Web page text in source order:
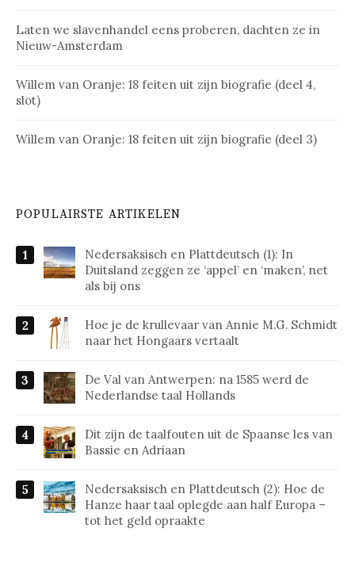
Laten we slavenhandel eens proberen, dachten ze in
Nieuw-Amsterdam
Willem van Oranje: 18 feiten uit zijn biografie (deel 4,
slot)
Willem van Oranje: 18 feiten uit zijn biografie (deel 3)
POPULAIRSTE ARTIKELEN
Nedersaksisch en Plattdeutsch (1): In
Duitsland zeggen ze ‘appel’ en ‘maken’, net
als bij ons
Hoe je de krullevaar van Annie M.G. Schmidt
naar het Hongaars vertaalt
De Val van Antwerpen: na 1585 werd de
Nederlandse taal Hollands
Dit zijn de taalfouten uit de Spaanse les van
Bassie en Adriaan
Nedersaksisch en Plattdeutsch (2): Hoe de
Hanze haar taal oplegde aan half Europa –
tot het geld opraakte